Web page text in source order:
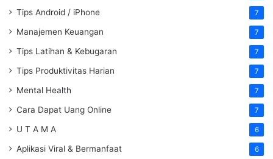
Tips Android / iPhone 7
Manajemen Keuangan 7
Tips Latihan & Kebugaran 7
Tips Produktivitas Harian 7
Mental Health 7
Cara Dapat Uang Online 7
U T A M A 6
Aplikasi Viral & Bermanfaat 6